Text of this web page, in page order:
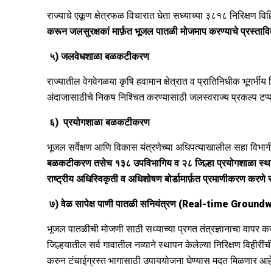
राज्याचे एकूण क्षेत्रफळ विचारात घेता सध्याच्या ३८१८ निरिक्षण
करून जलसुरक्षकां मार्फ़त भूजल पातळी मोजमाप करण्याचे
५)जलवेधशाळा बळकटीकरण
राज्यातील वेगवेगळया कृषि हवामान क्षेत्रात व प्रातिनिधीक
अंदाजासाठीचे निकष निश्चित करण्यासाठी जलस्वराज्य प्रकल्प
६)प्रयोगशाळा बळकटीकरण
भूजल सर्वेक्षण आणि विकास यंत्रणेच्या अधिपत्याखालील सहा
बळकटीकरण तसेच १३८ उपविभागिय व २८ जिल्हा प्रयोगशाळा
राष्ट्रीय अधिस्विकृती व अधिशोषण बोर्डामार्फ़त प्रमाणीकरण
७)वेळ सापेक्ष पाणी पातळी सनियंत्रण (Real-time
भूजल पातळीची मोजणी साठी सध्याच्या प्रगत तंत्रज्ञानाचा वापर
जिल्हयातील सर्व गावातील नव्याने स्थापन केलेल्या निरिक्षण
करुन टंचाईग्रस्त भागासाठी उपाययोजना घेण्यास मदत मिळणार